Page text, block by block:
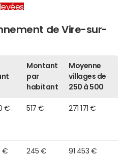
de Vire-sur-
Montant
par
habitant
Moyenne
villages de
250 à 500
€ 517 € 271 171 €
€ 245 € 91 453 €